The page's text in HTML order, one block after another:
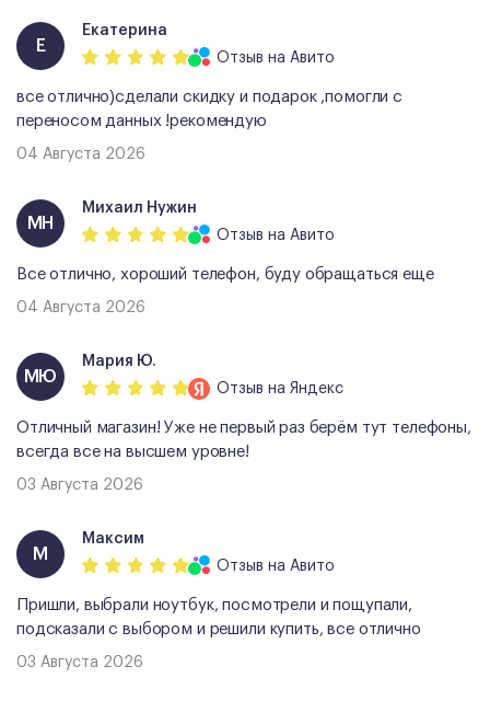
Е
Екатерина
Отзыв на Авито
все отлично)сделали скидку и подарок ,помогли с
переносом данных !рекомендую
04 Августа 2026
МН
Михаил Нужин
Отзыв на Авито
Все отлично, хороший телефон, буду обращаться еще
04 Августа 2026
МЮ
Мария Ю.
Отзыв на Яндекс
Отличный магазин! Уже не первый раз берём тут телефоны,
всегда все на высшем уровне!
03 Августа 2026
М
Максим
Отзыв на Авито
Пришли, выбрали ноутбук, посмотрели и пощупали,
подсказали с выбором и решили купить, все отлично
03 Августа 2026